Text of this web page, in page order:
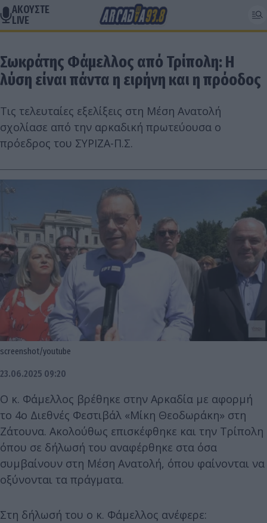
ΑΚΟΥΣΤΕ
LIVE
Σωκράτης Φάμελλος από Τρίπολη: Η
λύση είναι πάντα η ειρήνη και η πρόοδος
Tις τελευταίες εξελίξεις στη Μέση Ανατολή
σχολίασε από την αρκαδική πρωτεύουσα ο
πρόεδρος του ΣΥΡΙΖΑ-Π.Σ.
screenshot/youtube
23.06.2025 09:20
Ο κ. Φάμελλος βρέθηκε στην Αρκαδία με αφορμή
το 4ο Διεθνές Φεστιβάλ «Μίκη Θεοδωράκη» στη
Ζάτουνα. Ακολούθως επισκέφθηκε και την Τρίπολη
όπου σε δήλωσή του αναφέρθηκε στα όσα
συμβαίνουν στη Μέση Ανατολή, όπου φαίνονται να
οξύνονται τα πράγματα.
Στη δήλωσή του ο κ. Φάμελλος ανέφερε: